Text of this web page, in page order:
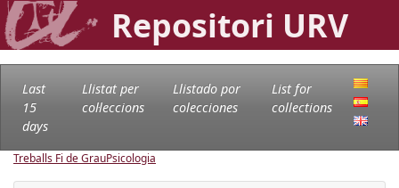
Repositori URV
Last
15
days
Llistat per
col·leccions
Llistado por
colecciones
List for
collections
Treballs Fi de GrauPsicologia